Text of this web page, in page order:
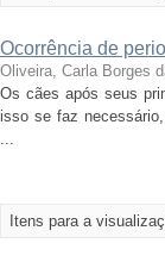
Ocorrência de
Oliveira, Carla Borges
Os cães após seus
isso se faz
...
Itens para a